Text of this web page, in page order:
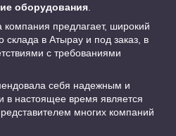
оборудования
предлагает, широкий
в Атырау и под заказ, в
с требованиями
себя надежным и
настоящее время является
многих компаний